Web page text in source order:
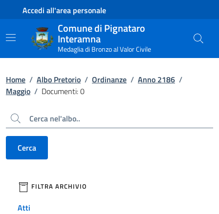
Contenuto principale
Piede di paginaAccedi all'area personale
Comune di Pignataro
Interamna
Medaglia di Bronzo al Valor Civile
Home / Albo Pretorio / Ordinanze / Anno 2186 /
Maggio / Documenti: 0
Cerca
Cerca
filtri da applicare
FILTRA ARCHIVIO
Atti